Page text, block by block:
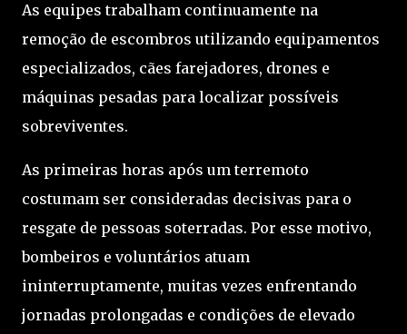
As equipes trabalham continuamente na
remoção de escombros utilizando equipamentos
especializados, cães farejadores, drones e
máquinas pesadas para localizar possíveis
sobreviventes.
As primeiras horas após um terremoto
costumam ser consideradas decisivas para o
resgate de pessoas soterradas. Por esse motivo,
bombeiros e voluntários atuam
ininterruptamente, muitas vezes enfrentando
jornadas prolongadas e condições de elevado